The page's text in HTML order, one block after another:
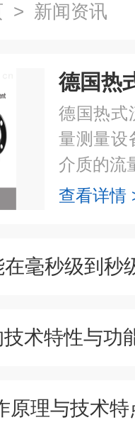
> 新闻资讯
德国热式
量测量设
介质的流
查看详情
术特性与功
原理与技术特